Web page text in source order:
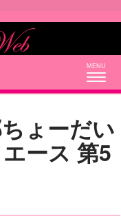
ょーだい
ース 第5